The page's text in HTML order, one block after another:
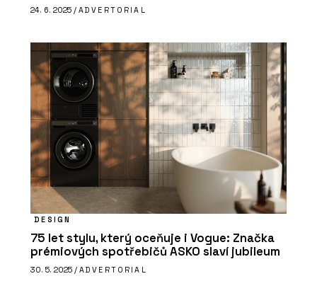
24. 6. 2025 / ADVERTORIAL
DESIGN
75 let stylu, který oceňuje i Vogue: Značka
prémiových spotřebičů ASKO slaví jubileum
30. 5. 2025 / ADVERTORIAL